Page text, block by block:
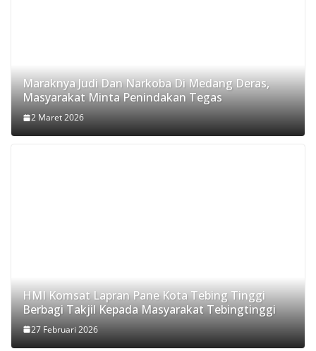
Maraknya Judi Dan Narkoba Di Medang Deras,
Masyarakat Minta Penindakan Tegas
2 Maret 2026
HMI Komsat Lapran Pane Kota Tebing Tinggi
Berbagi Takjil Kepada Masyarakat Tebingtinggi
27 Februari 2026